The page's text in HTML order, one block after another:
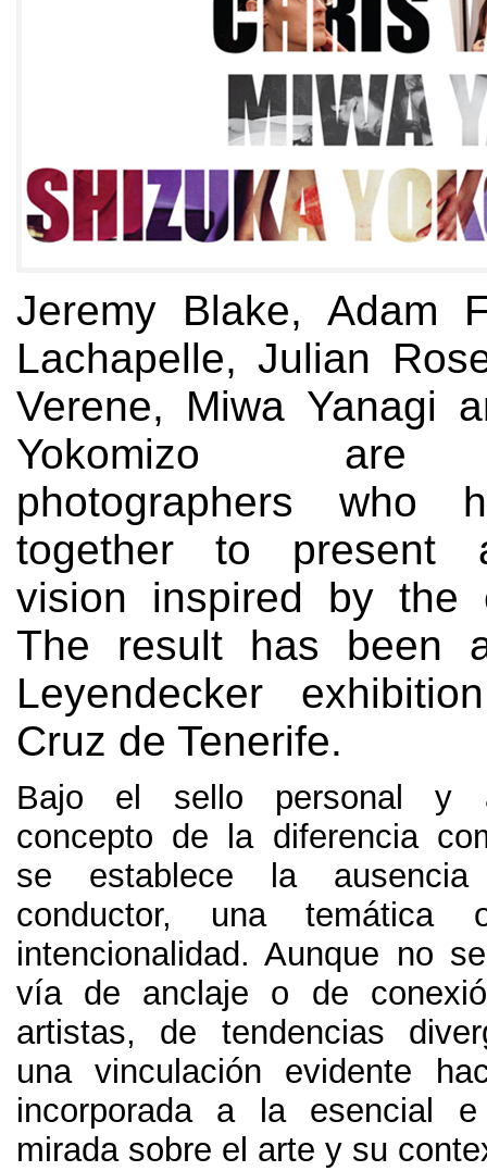
Jeremy Blake, Adam
Lachapelle, Julian
Verene, Miwa Yanagi
Yokomizo are
photographers who
together to present
vision inspired by the
The result has been
Leyendecker
Cruz de Tenerife.
Bajo el sello personal y
concepto de la diferencia
se establece la
conductor, una temática
intencionalidad.Aunque no
vía de anclaje o de
artistas, de tendencias
una vinculación evidente
incorporada a la esencial e
mirada sobre el arte y su